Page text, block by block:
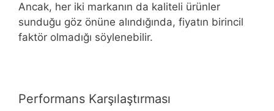
Ancak, her iki markanın da kaliteli ürünler
sunduğu göz önüne alındığında, fiyatın birincil
faktör olmadığı söylenebilir.
Performans Karşılaştırması